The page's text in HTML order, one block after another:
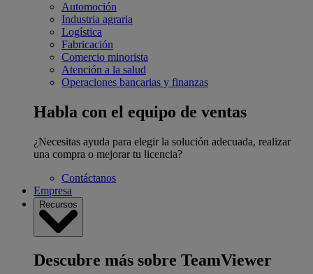
Automoción
Industria agraria
Logística
Fabricación
Comercio minorista
Atención a la salud
Operaciones bancarias y finanzas
Habla con el equipo de ventas
¿Necesitas ayuda para elegir la solución adecuada, realizar
una compra o mejorar tu licencia?
Contáctanos
Empresa
Recursos
Descubre más sobre TeamViewer